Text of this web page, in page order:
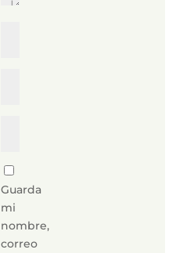
Guarda
mi
nombre,
correo